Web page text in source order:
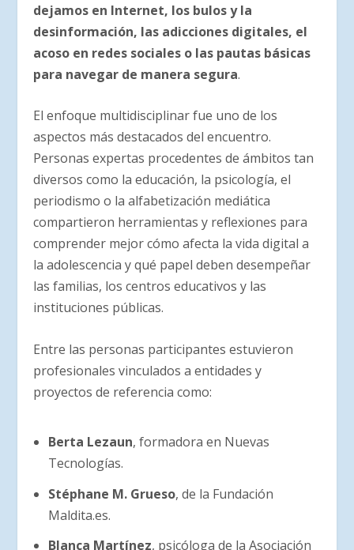
dejamos en Internet, los bulos y la
desinformación, las adicciones digitales, el
acoso en redes sociales o las pautas básicas
para navegar de manera segura.
El enfoque multidisciplinar fue uno de los
aspectos más destacados del encuentro.
Personas expertas procedentes de ámbitos tan
diversos como la educación, la psicología, el
periodismo o la alfabetización mediática
compartieron herramientas y reflexiones para
comprender mejor cómo afecta la vida digital a
la adolescencia y qué papel deben desempeñar
las familias, los centros educativos y las
instituciones públicas.
Entre las personas participantes estuvieron
profesionales vinculados a entidades y
proyectos de referencia como:
Berta Lezaun, formadora en Nuevas
Tecnologías.
Stéphane M. Grueso, de la Fundación
Maldita.es.
Blanca Martínez, psicóloga de la Asociación